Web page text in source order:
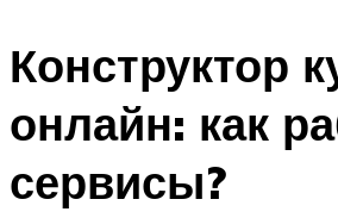
Конструктор
онлайн: как
сервисы?